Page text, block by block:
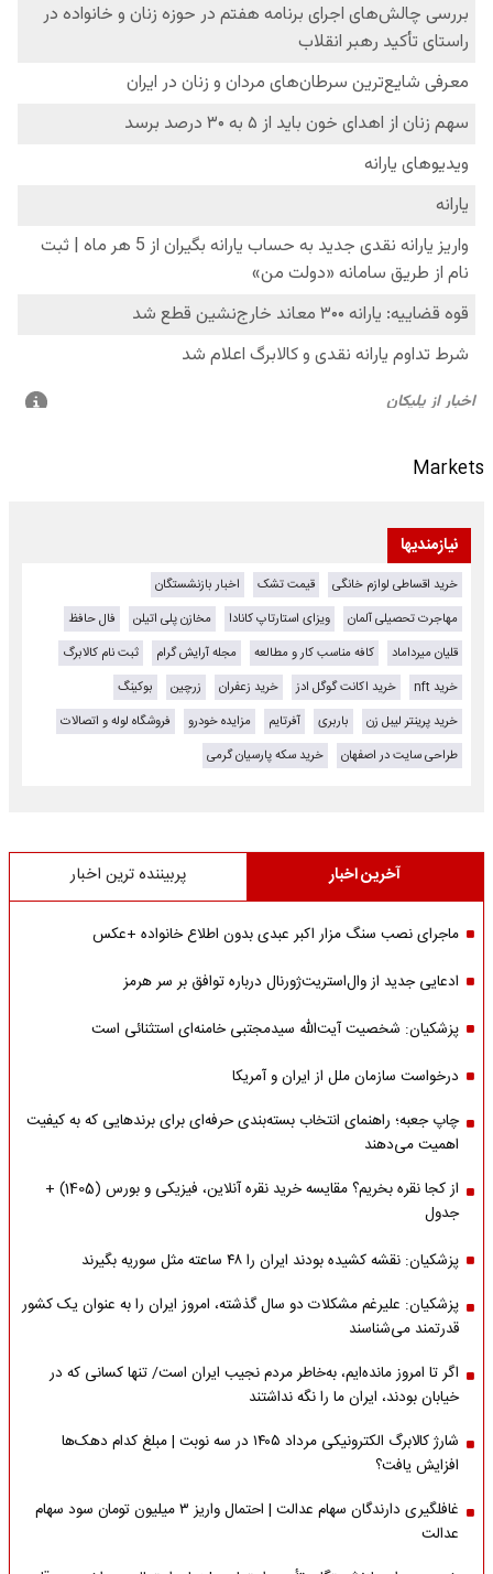
Markets
نیازمندیها
خرید اقساطی لوازم خانگی قیمت تشک
اخبار بازنشستگان
مهاجرت تحصیلی آلمان
ویزای استارتاپ کانادا مخازن پلی اتیلن
فال حافظ
قلیان میرداماد
کافه مناسب کار و مطالعه مجله آرایش گرام
ثبت نام کالابرگ
خرید nft
خرید اکانت گوگل ادز خرید زعفران زرچین
بوکینگ
خرید پرینتر لیبل زن
باربری آفرتایم مزایده خودرو
فروشگاه لوله و اتصالات
طراحی سایت در اصفهان
خرید سکه پارسیان گرمی
آخرین اخبار پربیننده ترین اخبار
ماجرای نصب سنگ مزار اکبر عبدی بدون اطلاع خانواده +عکس
ادعایی جدید از وال‌استریت‌ژورنال درباره توافق بر سر هرمز
پزشکیان: شخصیت آیت‌الله سیدمجتبی خامنه‌ای استثنائی است
درخواست سازمان ملل از ایران و آمریکا
چاپ جعبه؛ راهنمای انتخاب بسته‌بندی حرفه‌ای برای برندهایی که به کیفیت
اهمیت می‌دهند
از کجا نقره بخریم؟ مقایسه خرید نقره آنلاین، فیزیکی و بورس (1405) +
جدول
پزشکیان: نقشه کشیده بودند ایران را ۴۸ ساعته مثل سوریه بگیرند
پزشکیان: علیرغم مشکلات دو سال گذشته، امروز ایران را به عنوان یک کشور
قدرتمند می‌شناسند
اگر تا امروز مانده‌ایم، به‌خاطر مردم نجیب ایران است/ تنها کسانی که در
خیابان بودند، ایران ما را نگه نداشتند
شارژ کالابرگ الکترونیکی مرداد ۱۴۰۵ در سه نوبت | مبلغ کدام دهک‌ها
افزایش یافت؟
غافلگیری دارندگان سهام عدالت | احتمال واریز ۳ میلیون تومان سود سهام
عدالت